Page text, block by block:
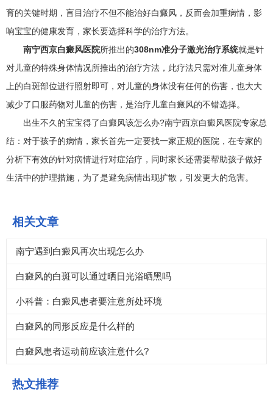
育的关键时期，盲目治疗不但不能治好白癜风，反而会加重病情，影
响宝宝的健康发育，家长要选择科学的治疗方法。
南宁西京白癜风医院所推出的308nm准分子激光治疗系统就是针
对儿童的特殊身体情况所推出的治疗方法，此疗法只需对准儿童身体
上的白斑部位进行照射即可，对儿童的身体没有任何的伤害，也大大
减少了口服药物对儿童的伤害，是治疗儿童白癜风的不错选择。
出生不久的宝宝得了白癜风该怎么办?南宁西京白癜风医院专家总
结：对于孩子的病情，家长首先一定要找一家正规的医院，在专家的
分析下有效的针对病情进行对症治疗，同时家长还需要帮助孩子做好
生活中的护理措施，为了是避免病情出现扩散，引发更大的危害。
相关文章
南宁遇到白癜风再次出现怎么办
白癜风的白斑可以通过晒日光浴晒黑吗
小科普：白癜风患者要注意所处环境
白癜风的同形反应是什么样的
白癜风患者运动前应该注意什么?
热文推荐